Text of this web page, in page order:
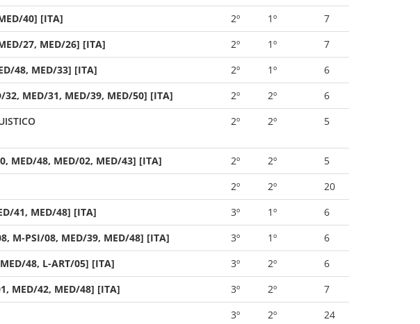
40] [ITA] 2º 1º
7
27, MED/26] [ITA] 2º 1º
7
48, MED/33] [ITA] 2º 1º
6
32, MED/31, MED/39, MED/50] [ITA] 2º 2º
6
2º 2º 5
MED/48, MED/02, MED/43] [ITA] 2º 2º
5
2º 2º
20
41, MED/48] [ITA] 3º 1º
6
M-PSI/08, MED/39, MED/48] [ITA] 3º 1º
6
48, L-ART/05] [ITA] 3º 2º
6
MED/42, MED/48] [ITA] 3º 2º
7
3º 2º 24